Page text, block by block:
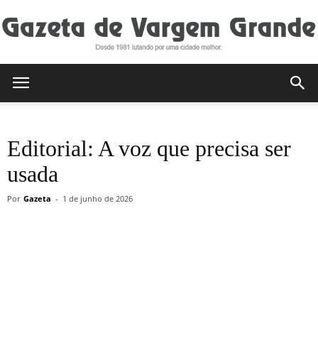
de
Editorial: A voz que precisa ser
usada
Por Gazeta - 1 de junho de 2026